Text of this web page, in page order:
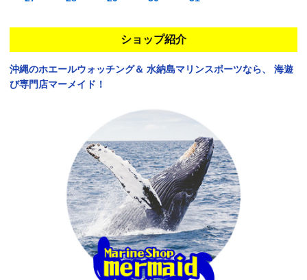
ショップ紹介
沖縄のホエールウォッチング＆ 水納島マリンスポーツなら、
海遊
び専門店マーメイド！